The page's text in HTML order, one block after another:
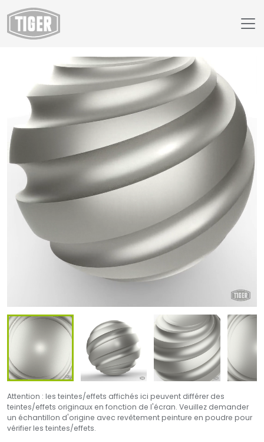
Boutique en ligne
09/91651 - Argent sable
Attention : les teintes/effets affichés ici peuvent différer des
teintes/effets originaux en fonction de l'écran. Veuillez demander
un échantillon d'origine avec revêtement peinture en poudre pour
vérifier les teintes/effets.